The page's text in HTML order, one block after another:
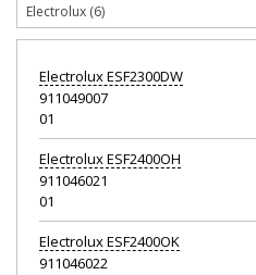
Electrolux (6)
ElectroluxESF2300DW
911049007
01
ElectroluxESF2400OH
911046021
01
ElectroluxESF2400OK
911046022